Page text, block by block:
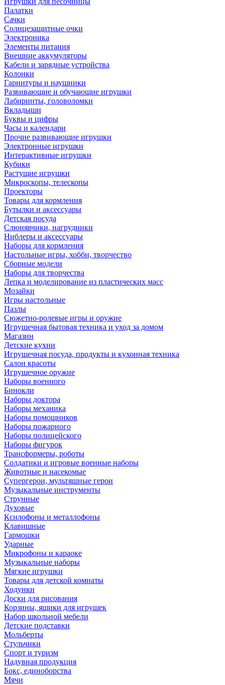
Палатки
Сачки
Солнцезащитные очки
Электроника
Элементы питания
Внешние аккумуляторы
Кабели и зарядные устройства
Колонки
Гарнитуры и наушники
Развивающие и обучающие игрушки
Лабиринты, головоломки
Вкладыши
Буквы и цифры
Часы и календари
Прочие развивающие игрушки
Электронные игрушки
Интерактивные игрушки
Кубики
Растущие игрушки
Микроскопы, телескопы
Проекторы
Товары для кормления
Бутылки и аксессуары
Детская посуда
Слюнявчики, нагрудники
Ниблеры и аксессуары
Наборы для кормления
Настольные игры, хобби, творчество
Сборные модели
Наборы для творчества
Лепка и моделирование из пластических масс
Мозайки
Игры настольные
Пазлы
Сюжетно-ролевые игры и оружие
Игрушечная бытовая техника и уход за домом
Магазин
Детские кухни
Игрушечная посуда, продукты и кухонная техника
Салон красоты
Игрушечное оружие
Наборы военного
Бинокли
Наборы доктора
Наборы механика
Наборы помощников
Наборы пожарного
Наборы полицейского
Наборы фигурок
Трансформеры, роботы
Солдатики и игровые военные наборы
Животные и насекомые
Супергерои, мультяшные герои
Музыкальные инструменты
Струнные
Духовые
Ксилофоны и металлофоны
Клавишные
Гармошки
Ударные
Микрофоны и караоке
Музыкальные наборы
Мягкие игрушки
Товары для детской комнаты
Ходунки
Доски для рисования
Корзины, ящики для игрушек
Набор школьной мебели
Детские подставки
Мольберты
Стульчики
Спорт и туризм
Надувная продукция
Бокс, единоборства
Мячи